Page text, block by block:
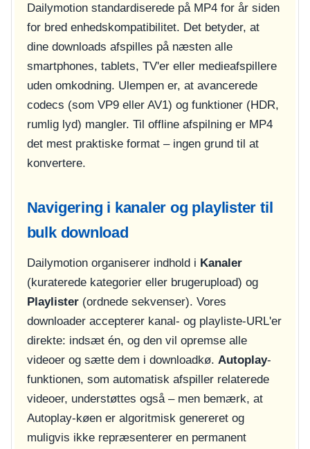
Dailymotion standardiserede på MP4 for år siden
for bred enhedskompatibilitet. Det betyder, at
dine downloads afspilles på næsten alle
smartphones, tablets, TV'er eller medieafspillere
uden omkodning. Ulempen er, at avancerede
codecs (som VP9 eller AV1) og funktioner (HDR,
rumlig lyd) mangler. Til offline afspilning er MP4
det mest praktiske format – ingen grund til at
konvertere.
Navigering i kanaler og playlister til
bulk download
Dailymotion organiserer indhold i Kanaler
(kuraterede kategorier eller brugerupload) og
Playlister(ordnede sekvenser). Vores
downloader accepterer kanal- og playliste-URL'er
direkte: indsæt én, og den vil opremse alle
videoer og sætte dem i downloadkø. Autoplay-
funktionen, som automatisk afspiller relaterede
videoer, understøttes også – men bemærk, at
Autoplay-køen er algoritmisk genereret og
muligvis ikke repræsenterer en permanent